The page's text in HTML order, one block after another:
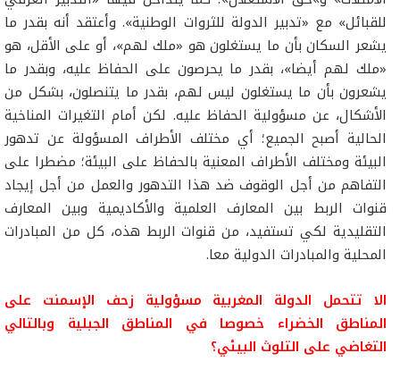
للقبائل» مع «تدبير الدولة للثروات الوطنية». وأعتقد أنه بقدر ما
يشعر السكان بأن ما يستغلون هو «ملك لهم»، أو على الأقل، هو
«ملك لهم أيضا»، بقدر ما يحرصون على الحفاظ عليه، وبقدر ما
يشعرون بأن ما يستغلون ليس لهم، بقدر ما يتنصلون، بشكل من
الأشكال، عن مسؤولية الحفاظ عليه. لكن أمام التغيرات المناخية
الحالية أصبح الجميع؛ أي مختلف الأطراف المسؤولة عن تدهور
البيئة ومختلف الأطراف المعنية بالحفاظ على البيئة؛ مضطرا على
التفاهم من أجل الوقوف ضد هذا التدهور والعمل من أجل إيجاد
قنوات الربط بين المعارف العلمية والأكاديمية وبين المعارف
التقليدية لكي تستفيد، من قنوات الربط هذه، كل من المبادرات
المحلية والمبادرات الدولية معا.
الا تتحمل الدولة المغربية مسؤولية زحف الإسمنت على
المناطق الخضراء خصوصا في المناطق الجبلية وبالتالي
التغاضي على التلوث البيئي؟